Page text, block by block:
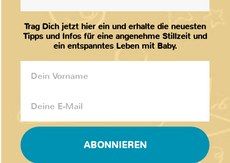
Trag Dich jetzt hier ein und erhalte die neuesten
Tipps und Infos für eine angenehme Stillzeit und
ein entspanntes Leben mit Baby.
ABONNIEREN